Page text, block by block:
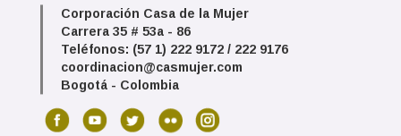
Corporación Casa de la Mujer
Carrera 35 # 53a - 86
Teléfonos: (57 1) 222 9172 / 222 9176
coordinacion@casmujer.com
Bogotá - Colombia